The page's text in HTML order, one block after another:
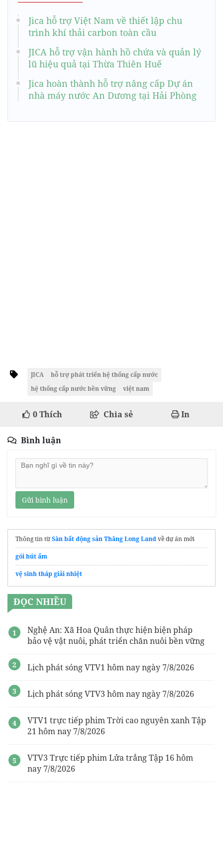
Jica hỗ trợ Việt Nam về thiết lập chu
trình khí thải carbon toàn cầu
JICA hỗ trợ vận hành hồ chứa và quản lý
lũ hiệu quả tại Thừa Thiên Huế
Jica hoàn thành hỗ trợ nâng cấp Dự án
nhà máy nước An Dương tại Hải Phòng
JICA
hỗ trợ phát triển hệ thống cấp nước
hệ thống cấp nước bền vững
việt nam
0Thích Chia sẻ In
Bình luận
Gửi bình luận
Thông tin từSàn bất động sản Thăng Long Landvề dự án mới
gói hút ẩm
vệ sinh tháp giải nhiệt
ĐỌC NHIỀU
Nghệ An: Xã Hoa Quân thực hiện biện pháp
bảo vệ vật nuôi, phát triển chăn nuôi bền vững
Lịch phát sóng VTV1 hôm nay ngày 7/8/2026
Lịch phát sóng VTV3 hôm nay ngày 7/8/2026
VTV1 trực tiếp phim Trời cao nguyên xanh Tập
21 hôm nay 7/8/2026
VTV3 Trực tiếp phim Lửa trắng Tập 16 hôm
nay 7/8/2026